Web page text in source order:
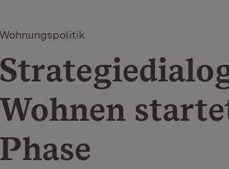
Wohnungspolitik
Wohnen
Phase